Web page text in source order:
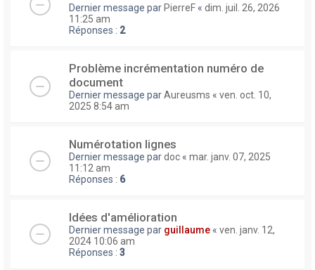
Dernier message parPierreF « dim. juil. 26, 2026
11:25 am
Réponses : 2
Problème incrémentation numéro de
document
Dernier message parAureusms « ven. oct. 10,
2025 8:54 am
Numérotation lignes
Dernier message pardoc « mar. janv. 07, 2025
11:12 am
Réponses : 6
Idées d'amélioration
Dernier message par guillaume « ven. janv. 12,
2024 10:06 am
Réponses : 3